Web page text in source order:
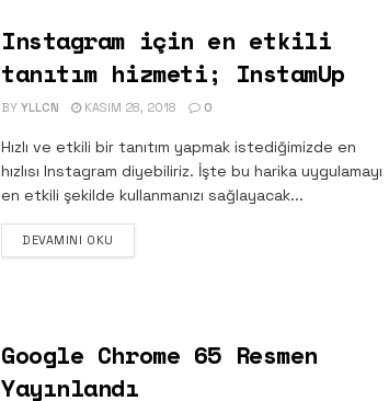
Instagram için en etkili
tanıtım hizmeti; InstamUp
BY YLLCN KASIM 28, 2018 0
Hızlı ve etkili bir tanıtım yapmak istediğimizde en
hızlısı Instagram diyebiliriz. İşte bu harika uygulamayı
en etkili şekilde kullanmanızı sağlayacak...
DEVAMINI OKU
Google Chrome 65 Resmen
Yayınlandı